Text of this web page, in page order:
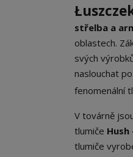
střelba a
oblastech.
svých
naslouchat
fenomenální
V továrně
tlumiče Hush
tlumiče